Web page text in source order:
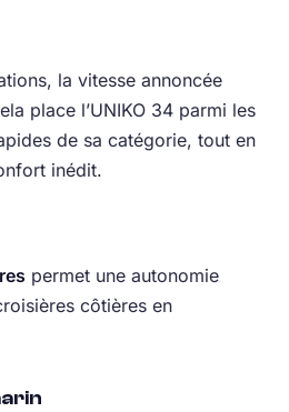
la vitesse annoncée
place l’UNIKO 34 parmi les
de sa catégorie, tout en
inédit.
permet une autonomie
côtières en